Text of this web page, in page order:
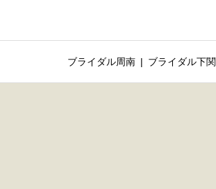
ブライダル周南 ブライダル下関